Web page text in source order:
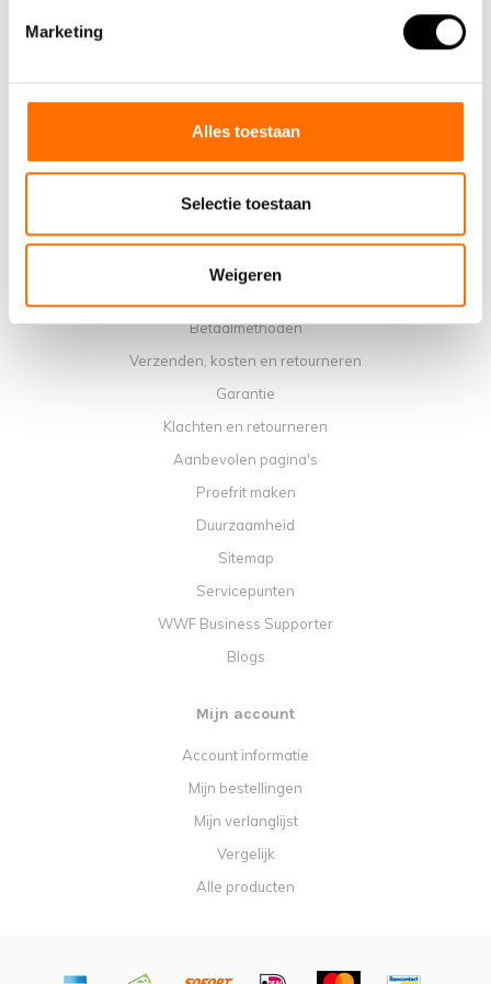
Marketing
Alles toestaan
Selectie toestaan
Weigeren
Waarom een elektrische vouwfiets van Lacros
Contact
Agenda werkplaats
Handleidingen
Betaalmethoden
Verzenden, kosten en retourneren
Garantie
Klachten en retourneren
Aanbevolen pagina's
Proefrit maken
Duurzaamheid
Sitemap
Servicepunten
WWF Business Supporter
Blogs
Mijn account
Account informatie
Mijn bestellingen
Mijn verlanglijst
Vergelijk
Alle producten